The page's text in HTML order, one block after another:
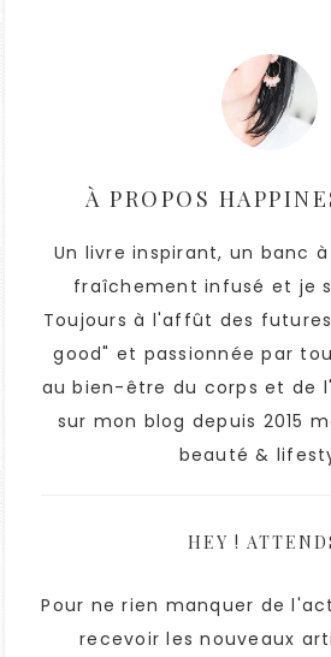
À PROPOS
Un livre inspirant, un banc
fraîchement infusé et je
Toujours à l'affût des
good" et passionnée par
au bien-être du corps et de
sur mon blog depuis 2015
beauté &
HEY !
Pour ne rien manquer de
recevoir les nouveaux